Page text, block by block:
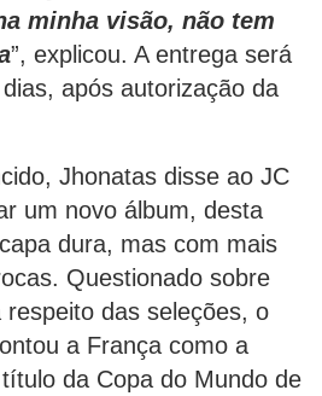
minha visão, não tem
”, explicou. A entrega será
após autorização da
Jhonatas disse ao JC
um novo álbum, desta
dura, mas com mais
Questionado sobre
das seleções, o
a França como a
da Copa do Mundo de